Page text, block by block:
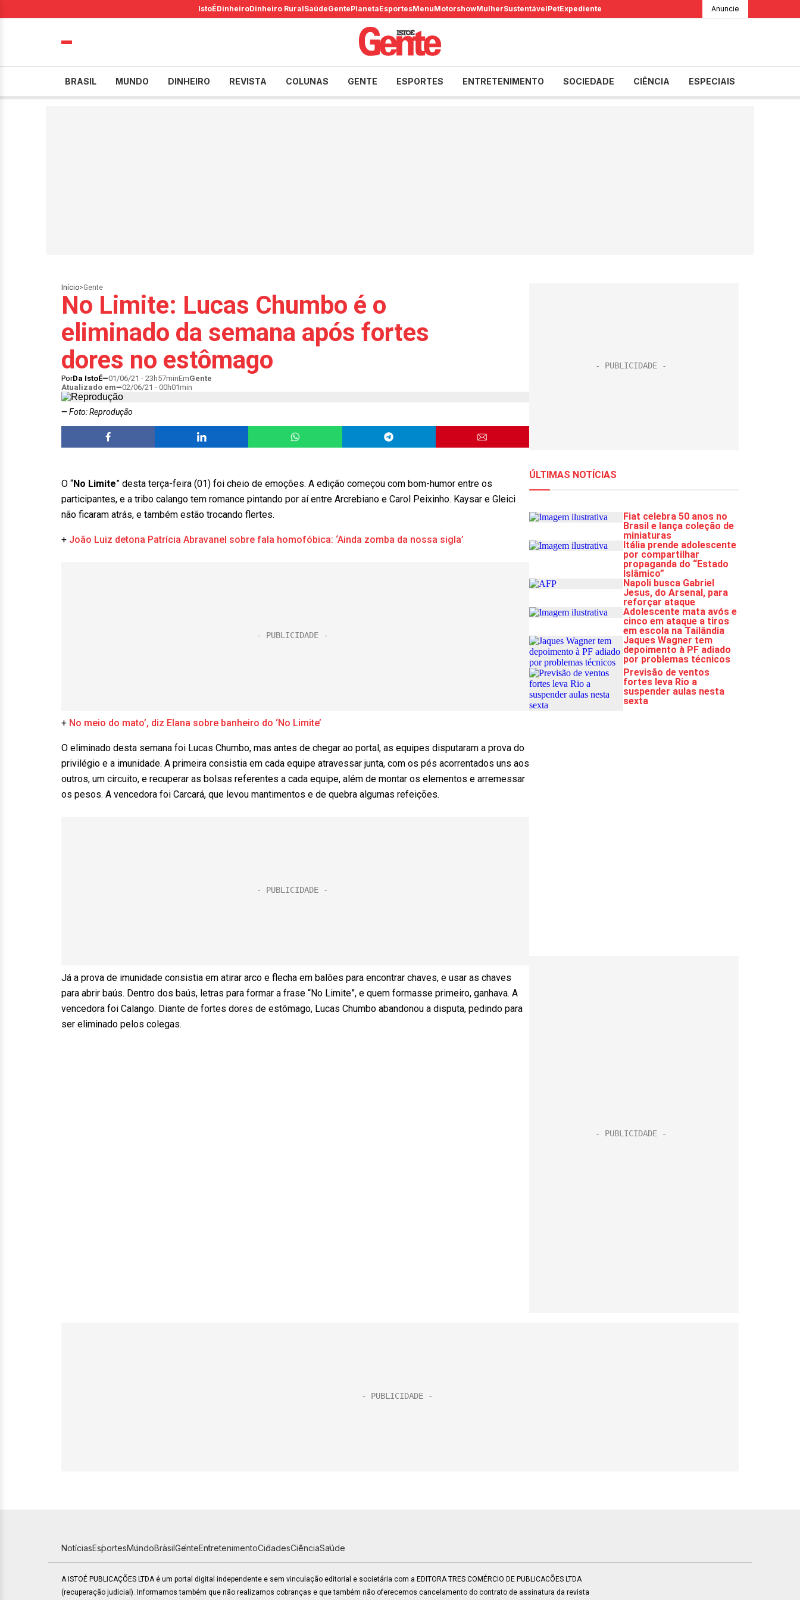
IstoÉDinheiroDinheiro RuralSaúdeGentePlanetaEsportesMenuMotorshowMulherSustentávelPetExpediente Anuncie
BRASIL MUNDO DINHEIRO REVISTA COLUNAS GENTE ESPORTES ENTRETENIMENTO SOCIEDADE CIÊNCIA ESPECIAIS
Início>Gente
No Limite: Lucas Chumbo é o
eliminado da semana após fortes
dores no estômago
PorDa IstoÉ 01/06/21 - 23h57minEmGente
Atualizado em
02/06/21 - 00h01min
Foto: Reprodução
O “No Limite” desta terça-feira (01) foi cheio de emoções. A edição começou com bom-humor entre os
participantes, e a tribo calango tem romance pintando por aí entre Arcrebiano e Carol Peixinho. Kaysar e Gleici
não ficaram atrás, e também estão trocando flertes.
+ João Luiz detona Patrícia Abravanel sobre fala homofóbica: ‘Ainda zomba da nossa sigla’
+ No meio do mato’, diz Elana sobre banheiro do ‘No Limite’
O eliminado desta semana foi Lucas Chumbo, mas antes de chegar ao portal, as equipes disputaram a prova do
privilégio e a imunidade. A primeira consistia em cada equipe atravessar junta, com os pés acorrentados uns aos
outros, um circuito, e recuperar as bolsas referentes a cada equipe, além de montar os elementos e arremessar
os pesos. A vencedora foi Carcará, que levou mantimentos e de quebra algumas refeições.
Já a prova de imunidade consistia em atirar arco e flecha em balões para encontrar chaves, e usar as chaves
para abrir baús. Dentro dos baús, letras para formar a frase “No Limite”, e quem formasse primeiro, ganhava. A
vencedora foi Calango. Diante de fortes dores de estômago, Lucas Chumbo abandonou a disputa, pedindo para
ser eliminado pelos colegas.
NotíciasEsportesMundoBrasilGenteEntretenimentoCidadesCiênciaSaúde
A ISTOÉ PUBLICAÇÕES LTDA é um portal digital independente e sem vinculação editorial e societária com a EDITORA TRES COMÉRCIO DE PUBLICACÕES LTDA
(recuperação judicial). Informamos também que não realizamos cobranças e que também não oferecemos cancelamento do contrato de assinatura da revista